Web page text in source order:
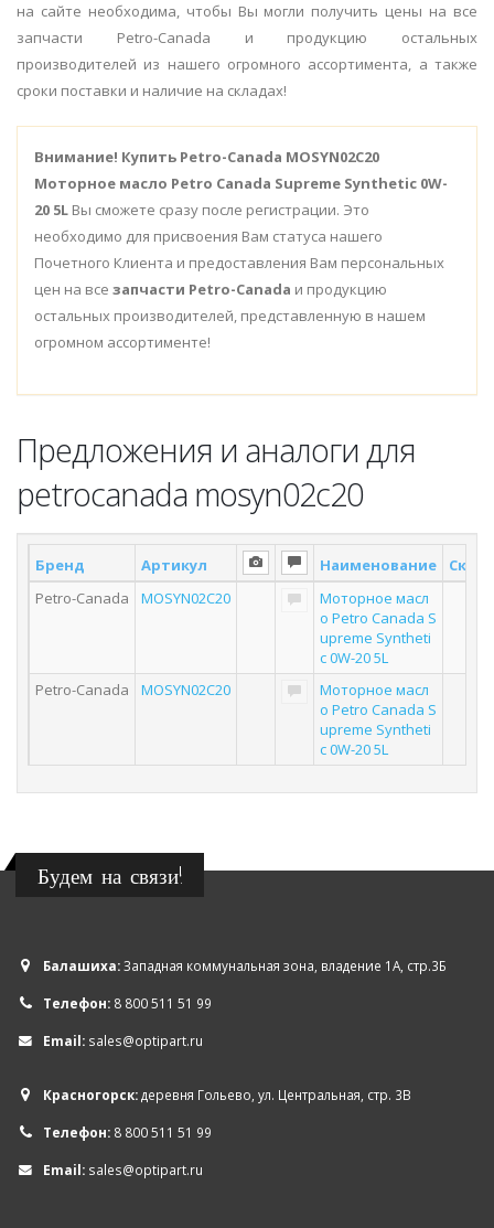
на сайте необходима, чтобы Вы могли получить цены на все
запчасти Petro-Canada и продукцию остальных
производителей из нашего огромного ассортимента, а также
сроки поставки и наличие на складах!
Внимание! Купить Petro-Canada MOSYN02C20
Моторное масло Petro Canada Supreme Synthetic 0W-
20 5L Вы сможете сразу после регистрации. Это
необходимо для присвоения Вам статуса нашего
Почетного Клиента и предоставления Вам персональных
цен на все запчасти Petro-Canada и продукцию
остальных производителей, представленную в нашем
огромном ассортименте!
Предложения и аналоги для
petrocanada mosyn02c20
Бренд Артикул Наименование
Petro-Canada
MOSYN02C20
Моторное масл
о Petro Canada S
upreme Syntheti
c 0W-20 5L
Petro-Canada
MOSYN02C20
Моторное масл
о Petro Canada S
upreme Syntheti
c 0W-20 5L
Будем на связи!
Балашиха:Западная коммунальная зона, владение 1А, стр.3Б
Телефон: 8 800 511 51 99
Email: sales@optipart.ru
Красногорск:деревня Гольево, ул. Центральная, стр. 3В
Телефон: 8 800 511 51 99
Email: sales@optipart.ru